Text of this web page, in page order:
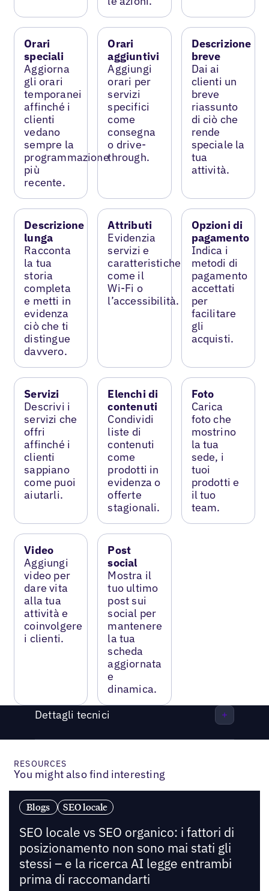
Orari
speciali
Aggiorna
gli orari
temporanei
affinché i
clienti
vedano
sempre la
programmazione
più
recente.
Orari
aggiuntivi
Aggiungi
orari per
servizi
specifici
come
consegna
o drive-
through.
Descrizione
breve
Dai ai
clienti un
breve
riassunto
di ciò che
rende
speciale la
tua
attività.
Descrizione
lunga
Racconta
la tua
storia
completa
e metti in
evidenza
ciò che ti
distingue
davvero.
Attributi
Evidenzia
servizi e
caratteristiche
come il
Wi-Fi o
l’accessibilità.
Opzioni di
pagamento
Indica i
metodi di
pagamento
accettati
per
facilitare
gli
acquisti.
Servizi
Descrivi i
servizi che
offri
affinché i
clienti
sappiano
come puoi
aiutarli.
Elenchi di
contenuti
Condividi
liste di
contenuti
come
prodotti in
evidenza o
offerte
stagionali.
Foto
Carica
foto che
mostrino
la tua
sede, i
tuoi
prodotti e
il tuo
team.
Video
Aggiungi
video per
dare vita
alla tua
attività e
coinvolgere
i clienti.
Post
social
Mostra il
tuo ultimo
post sui
social per
mantenere
la tua
scheda
aggiornata
e
dinamica.
Dettagli tecnici
RESOURCES
You might also find interesting
Blogs SEO locale
SEO locale vs SEO organico: i fattori di
posizionamento non sono mai stati gli
stessi – e la ricerca AI legge entrambi
prima di raccomandarti